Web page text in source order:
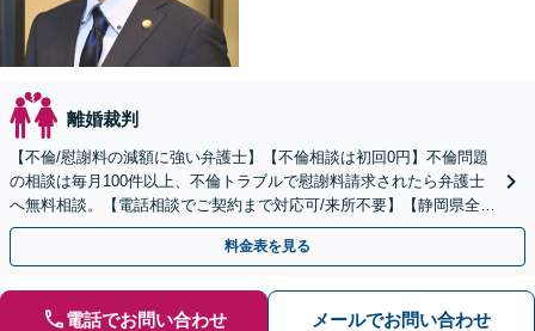
離婚裁判
【不倫/慰謝料の減額に強い弁護士】【不倫相談は初回0円】不倫問題
の相談は毎月100件以上、不倫トラブルで慰謝料請求されたら弁護士
へ無料相談。【電話相談でご契約まで対応可/来所不要】【静岡県全域
対応】
料金表を見る
電話でお問い合わせ メールでお問い合わせ